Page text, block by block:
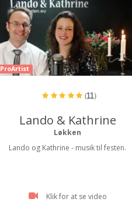
ProArtist
(11)
Lando & Kathrine
Løkken
Lando og Kathrine - musik til festen.
Klik for at se video